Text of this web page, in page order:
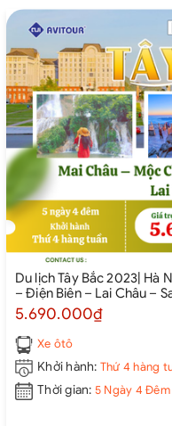
Du lịch Tây Bắc 2023| Hà
– Điện Biên – Lai Châu –
5.690.000₫
Xe ôtô
Khởi hành: Thứ 4 hàng
Thời gian: 5 Ngày 4 Đêm